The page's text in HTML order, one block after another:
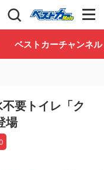
トカー」 Club
ベストカーチャンネル
要トイレ「ク
場